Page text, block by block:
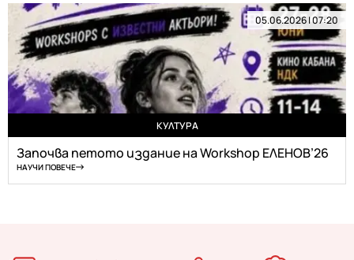
05.06.2026 | 07:20
КУЛТУРА
Започва петото издание на Workshop ЕЛЕНОВ’26
НАУЧИ ПОВЕЧЕ